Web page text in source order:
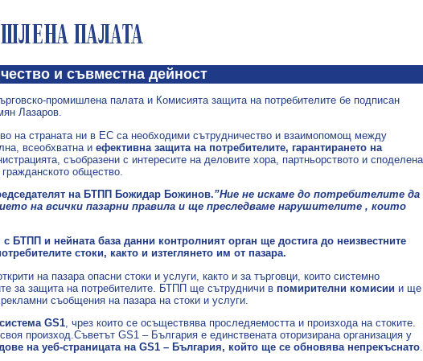
и съвместна дейност
промишлена палата и Комисията защита на потребителите бе подписан
Лазаров.
на страната ни в ЕС са необходими сътрудничество и взаимопомощ между
всеобхватна и ефективна защита на потребителите, гарантирането на
съобразени с интересите на деловите хора, партньорството и споделена
общество.
на БТПП Божидар Божинов.”Ние не искаме до потребителите да
на всички пазарни правила и ще преследваме нарушителите , които
и нейната база данни контролният орган ще достига до неизвестните
стоки, както и изтеглянето им от пазара.
на пазара опасни стоки и услуги, както и за търговци, които системно
за защита на потребителите. БТПП ще сътрудничи в помирителни комисии и ще
съобщения на пазара на стоки и услуги.
GS1 , чрез които се осъществява проследяемостта и произхода на стоките.
произход.Съветът GS1 – България е единствената оторизирана организация у
на уеб-страницата на GS1 – България, който ще се обновява непрекъснато